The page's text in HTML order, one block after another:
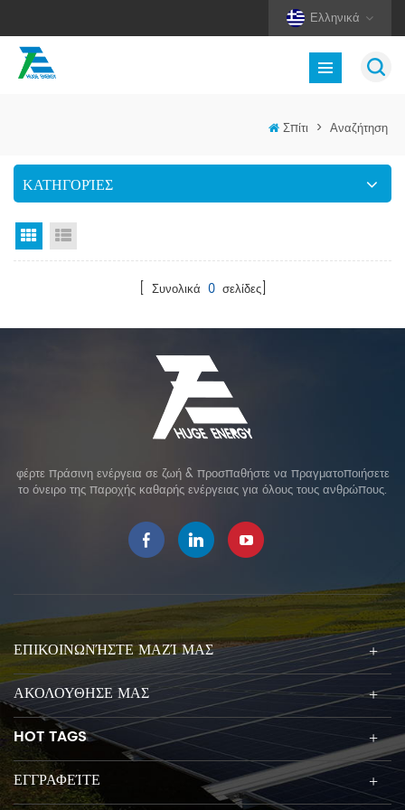
Ελληνικά
Σπίτι > Αναζήτηση
ΚΑΤΗΓΟΡΊΕΣ
Προβολή πλέγματος
[ Συνολικά 0σελίδες]
φέρτε πράσινη ενέργεια σε ζωή & προσπαθήστε να πραγματοποιήσετε
το όνειρο της παροχής καθαρής ενέργειας για όλους τους ανθρώπους.
ΕΠΙΚΟΙΝΩΝΉΣΤΕ ΜΑΖΊ ΜΑΣ
ΑΚΟΛΟΥΘΗΣΕ ΜΑΣ
HOT TAGS
ΕΓΓΡΑΦΕΊΤΕ